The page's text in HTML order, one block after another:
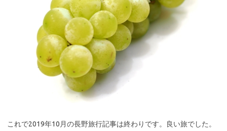
これで2019年10月の長野旅行記事は終わりです。良い旅でした。